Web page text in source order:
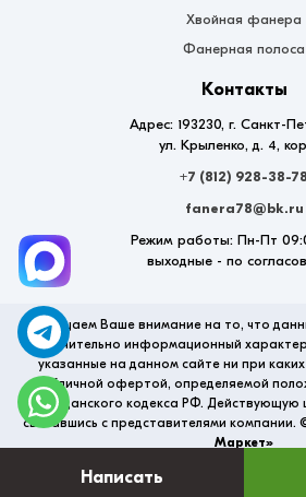
Хвойная фанера
Фанерная полоса
Контакты
Адрес: 193230, г. Санкт-
ул. Крыленко, д. 4,
+7 (812) 928-38-78
fanera78@bk.ru
Режим работы: Пн-Пт
выходные - по
Обращаем Ваше внимание на то, что
исключительно информационный
указанные на данном сайте ни при
публичной офертой, определяемой
Гражданского кодекса РФ. Действующую
связавшись с представителями компании.
Маркет»
Написать